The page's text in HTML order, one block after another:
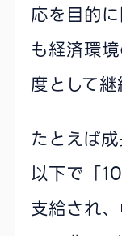
応を目的
も経済環
度として継
たとえば
以下で「
支給され